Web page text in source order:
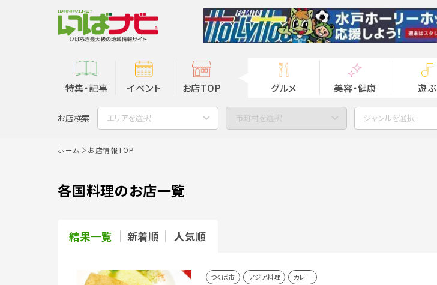
特集・記事 イベント お店TOP グルメ 美容・健康 遊ぶ
お店検索 エリアを選択 市町村を選択 ジャンルを選択
ホーム お店情報TOP
各国料理のお店一覧
結果一覧 新着順 人気順
つくば市 アジア料理 カレー